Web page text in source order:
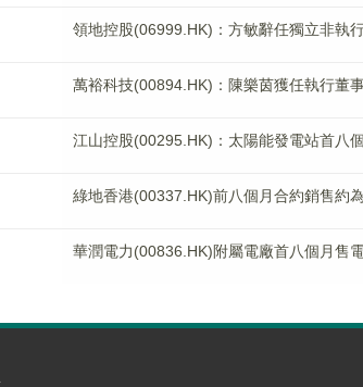
領地控股(06999.HK)：方敏辭任獨立非執
萬裕科技(00894.HK)：陳樂茵獲任執行董
江山控股(00295.HK)：太陽能發電站首八
綠地香港(00337.HK)前八個月合約銷售約
華潤電力(00836.HK)附屬電廠首八個月售